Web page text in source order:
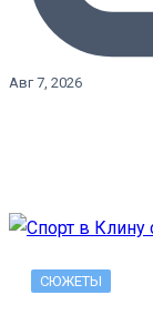
Авг 7, 2026
СЮЖЕТЫ